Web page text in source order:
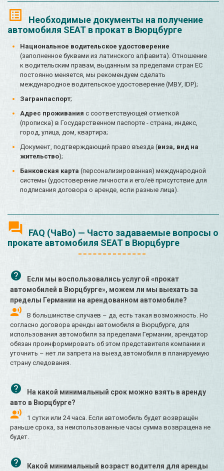
Необходимые документы на получение
автомобиля SEAT в прокат в Вюрцбурге
Национальное водительское удостоверение
(заполненное буквами из латинского алфавита). Отношение
к водительским правам, выданным за пределами стран ЕС
постоянно меняется, мы рекомендуем сделать
международное водительское удостоверение (МВУ, IDP);
Загранпаспорт;
Адрес проживания с соответствующей отметкой
(прописка) в Государственном паспорте - страна, индекс,
город, улица, дом, квартира;
Документ, подтверждающий право въезда (виза, вид на
жительство);
Банковская карта (персонализированная) международной
системы (удостоверение личности и его/её присутствие для
подписания договора о аренде, если разные лица).
FAQ (ЧаВо) — Часто задаваемые вопросы о
прокате автомобиля SEAT в Вюрцбурге
Если мы воспользовались услугой «прокат
автомобилей в Вюрцбурге», можем ли мы выехать за
пределы Германии на арендованном автомобиле?
В большинстве случаев – да, есть такая возможность. Но
согласно договора аренды автомобиля в Вюрцбурге, для
использования автомобиля за пределами Германии, арендатор
обязан проинформировать об этом представителя компании и
уточнить – нет ли запрета на выезд автомобиля в планируемую
страну следования.
На какой минимальный срок можно взять в аренду
авто в Вюрцбурге?
1 сутки или 24 часа. Если автомобиль будет возвращён
раньше срока, за неиспользованные часы сумма возвращена не
будет.
Какой минимальный возраст водителя для аренды